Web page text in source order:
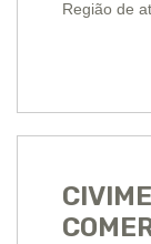
Região de